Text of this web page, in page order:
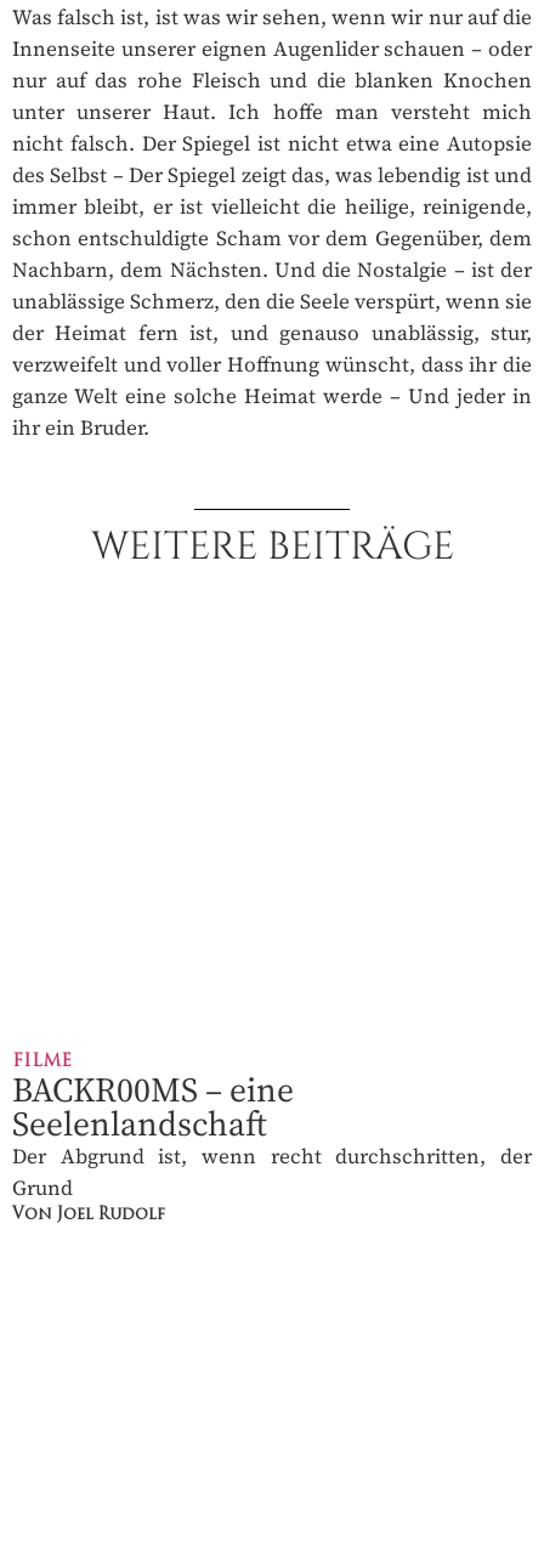
Was falsch ist, ist was wir sehen, wenn wir nur auf die
Innenseite unserer eignen Augenlider schauen – oder
nur auf das rohe Fleisch und die blanken Knochen
unter unserer Haut. Ich hoffe man versteht mich
nicht falsch. Der Spiegel ist nicht etwa eine Autopsie
des Selbst – Der Spiegel zeigt das, was lebendig ist und
immer bleibt, er ist vielleicht die heilige, reinigende,
schon entschuldigte Scham vor dem Gegenüber, dem
Nachbarn, dem Nächsten. Und die Nostalgie – ist der
unablässige Schmerz, den die Seele verspürt, wenn sie
der Heimat fern ist, und genauso unablässig, stur,
verzweifelt und voller Hoffnung wünscht, dass ihr die
ganze Welt eine solche Heimat werde – Und jeder in
ihr ein Bruder.
WEITERE BEITRÄGE
FILME
BACKR00MS – eine
Seelenlandschaft
Der Abgrund ist, wenn recht durchschritten, der
Grund
Von Joel Rudolf